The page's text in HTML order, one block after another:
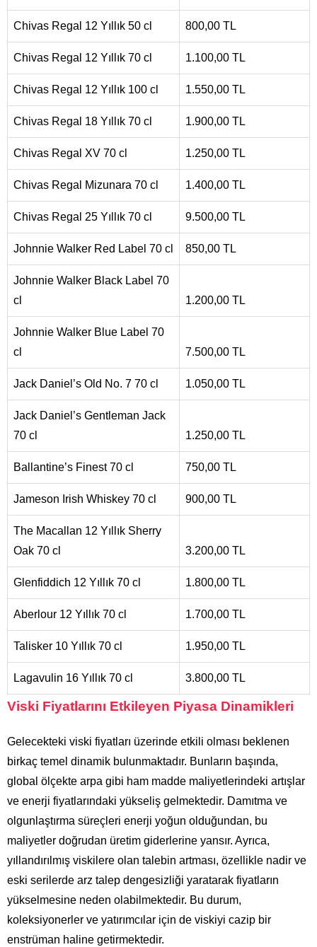
Chivas Regal 12 Yıllık 50 cl 800,00 TL
Chivas Regal 12 Yıllık 70 cl 1.100,00 TL
Chivas Regal 12 Yıllık 100 cl 1.550,00 TL
Chivas Regal 18 Yıllık 70 cl 1.900,00 TL
Chivas Regal XV 70 cl 1.250,00 TL
Chivas Regal Mizunara 70 cl 1.400,00 TL
Chivas Regal 25 Yıllık 70 cl 9.500,00 TL
Johnnie Walker Red Label 70 cl 850,00 TL
Johnnie Walker Black Label 70
cl
1.200,00 TL
Johnnie Walker Blue Label 70
cl
7.500,00 TL
Jack Daniel’s Old No. 7 70 cl 1.050,00 TL
Jack Daniel’s Gentleman Jack
70 cl
1.250,00 TL
Ballantine’s Finest 70 cl 750,00 TL
Jameson Irish Whiskey 70 cl 900,00 TL
The Macallan 12 Yıllık Sherry
Oak 70 cl
3.200,00 TL
Glenfiddich 12 Yıllık 70 cl 1.800,00 TL
Aberlour 12 Yıllık 70 cl 1.700,00 TL
Talisker 10 Yıllık 70 cl 1.950,00 TL
Lagavulin 16 Yıllık 70 cl 3.800,00 TL
Viski Fiyatlarını Etkileyen Piyasa Dinamikleri
Gelecekteki viski fiyatları üzerinde etkili olması beklenen
birkaç temel dinamik bulunmaktadır. Bunların başında,
global ölçekte arpa gibi ham madde maliyetlerindeki artışlar
ve enerji fiyatlarındaki yükseliş gelmektedir. Damıtma ve
olgunlaştırma süreçleri enerji yoğun olduğundan, bu
maliyetler doğrudan üretim giderlerine yansır. Ayrıca,
yıllandırılmış viskilere olan talebin artması, özellikle nadir ve
eski serilerde arz talep dengesizliği yaratarak fiyatların
yükselmesine neden olabilmektedir. Bu durum,
koleksiyonerler ve yatırımcılar için de viskiyi cazip bir
enstrüman haline getirmektedir.